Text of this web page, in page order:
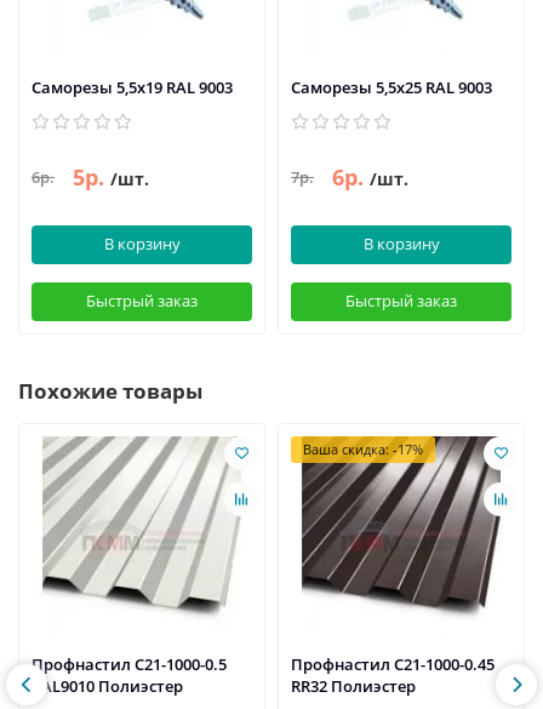
Саморезы 5,5х19 RAL 9003
6р. 5р. /шт.
В корзину
Быстрый заказ
Саморезы 5,5х25 RAL 9003
7р. 6р. /шт.
В корзину
Быстрый заказ
Похожие товары
Профнастил C21-1000-0.5
RAL9010 Полиэстер
Ваша скидка: -17%
Профнастил C21-1000-0.45
RR32 Полиэстер